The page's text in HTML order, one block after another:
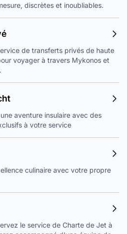
discrètes et inoubliables.
de transferts privés de haute
voyager à travers Mykonos et
aventure insulaire avec des
à votre service
culinaire avec votre propre
le service de Charte de Jet à